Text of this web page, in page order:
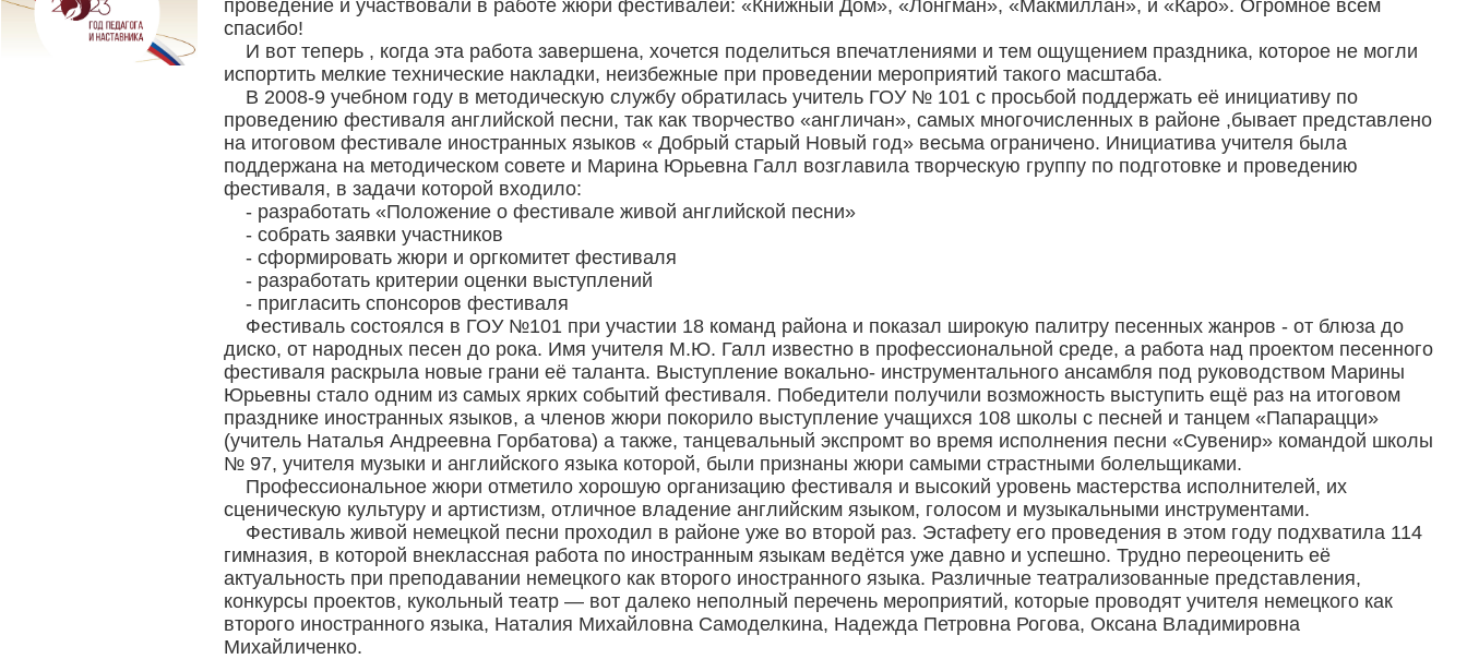
проведение и участвовали в работе жюри фестивалей: «Книжный Дом», «Лонгман», «Макмиллан», и «Каро». Огромное всем
спасибо!
И вот теперь , когда эта работа завершена, хочется поделиться впечатлениями и тем ощущением праздника, которое не могли
испортить мелкие технические накладки, неизбежные при проведении мероприятий такого масштаба.
В 2008-9 учебном году в методическую службу обратилась учитель ГОУ № 101 с просьбой поддержать её инициативу по
проведению фестиваля английской песни, так как творчество «англичан», самых многочисленных в районе ,бывает представлено
на итоговом фестивале иностранных языков « Добрый старый Новый год» весьма ограничено. Инициатива учителя была
поддержана на методическом совете и Марина Юрьевна Галл возглавила творческую группу по подготовке и проведению
фестиваля, в задачи которой входило:
- разработать «Положение о фестивале живой английской песни»
- собрать заявки участников
- сформировать жюри и оргкомитет фестиваля
- разработать критерии оценки выступлений
- пригласить спонсоров фестиваля
Фестиваль состоялся в ГОУ №101 при участии 18 команд района и показал широкую палитру песенных жанров - от блюза до
диско, от народных песен до рока. Имя учителя М.Ю. Галл известно в профессиональной среде, а работа над проектом песенного
фестиваля раскрыла новые грани её таланта. Выступление вокально- инструментального ансамбля под руководством Марины
Юрьевны стало одним из самых ярких событий фестиваля. Победители получили возможность выступить ещё раз на итоговом
празднике иностранных языков, а членов жюри покорило выступление учащихся 108 школы с песней и танцем «Папарацци»
(учитель Наталья Андреевна Горбатова) а также, танцевальный экспромт во время исполнения песни «Сувенир» командой школы
№ 97, учителя музыки и английского языка которой, были признаны жюри самыми страстными болельщиками.
Профессиональное жюри отметило хорошую организацию фестиваля и высокий уровень мастерства исполнителей, их
сценическую культуру и артистизм, отличное владение английским языком, голосом и музыкальными инструментами.
Фестиваль живой немецкой песни проходил в районе уже во второй раз. Эстафету его проведения в этом году подхватила 114
гимназия, в которой внеклассная работа по иностранным языкам ведётся уже давно и успешно. Трудно переоценить её
актуальность при преподавании немецкого как второго иностранного языка. Различные театрализованные представления,
конкурсы проектов, кукольный театр — вот далеко неполный перечень мероприятий, которые проводят учителя немецкого как
второго иностранного языка, Наталия Михайловна Самоделкина, Надежда Петровна Рогова, Оксана Владимировна
Михайличенко.